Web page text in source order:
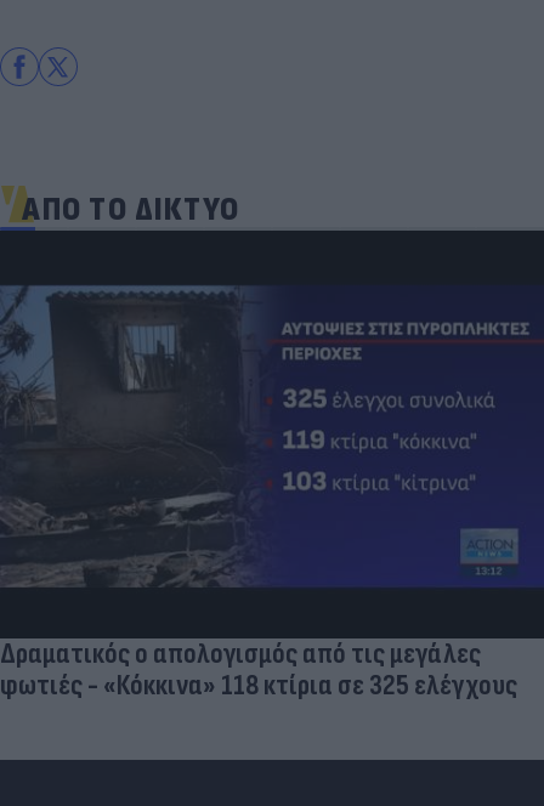
ΑΠΟ ΤΟ ΔΙΚΤΥΟ
Δραματικός ο απολογισμός από τις μεγάλες
φωτιές - «Κόκκινα» 118 κτίρια σε 325 ελέγχους